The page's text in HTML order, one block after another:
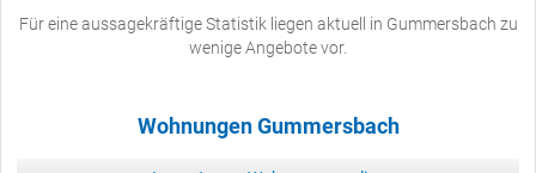
Für eine aussagekräftige Statistik liegen aktuell in Gummersbach zu
wenige Angebote vor.
Wohnungen Gummersbach